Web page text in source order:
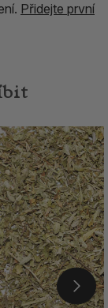
Přidejte první